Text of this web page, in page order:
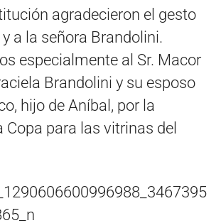
agradecieron el gesto
a la señora Brandolini.
especialmente al Sr. Macor
Brandolini y su esposo
hijo de Aníbal, por la
Copa para las vitrinas del